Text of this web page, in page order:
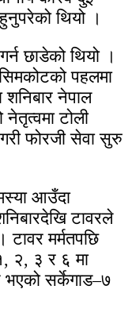
थियो ।
छाडेको थियो ।
पहलमा
शनिबार नेपाल
टोली
फोरजी सेवा सुरु
आउँदा
टावरले
मर्मतपछि
२, ३ र ६ मा
सर्केगाड–७